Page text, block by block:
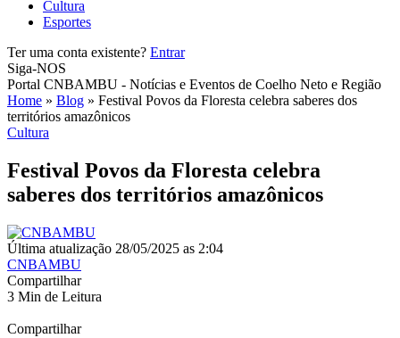
Cultura
Esportes
Ter uma conta existente? Entrar
Siga-NOS
Portal CNBAMBU - Notícias e Eventos de Coelho Neto e Região
Home » Blog » Festival Povos da Floresta celebra saberes dos
territórios amazônicos
Cultura
Festival Povos da Floresta celebra
saberes dos territórios amazônicos
Última atualização 28/05/2025 as 2:04
CNBAMBU
Compartilhar
3 Min de Leitura
Compartilhar